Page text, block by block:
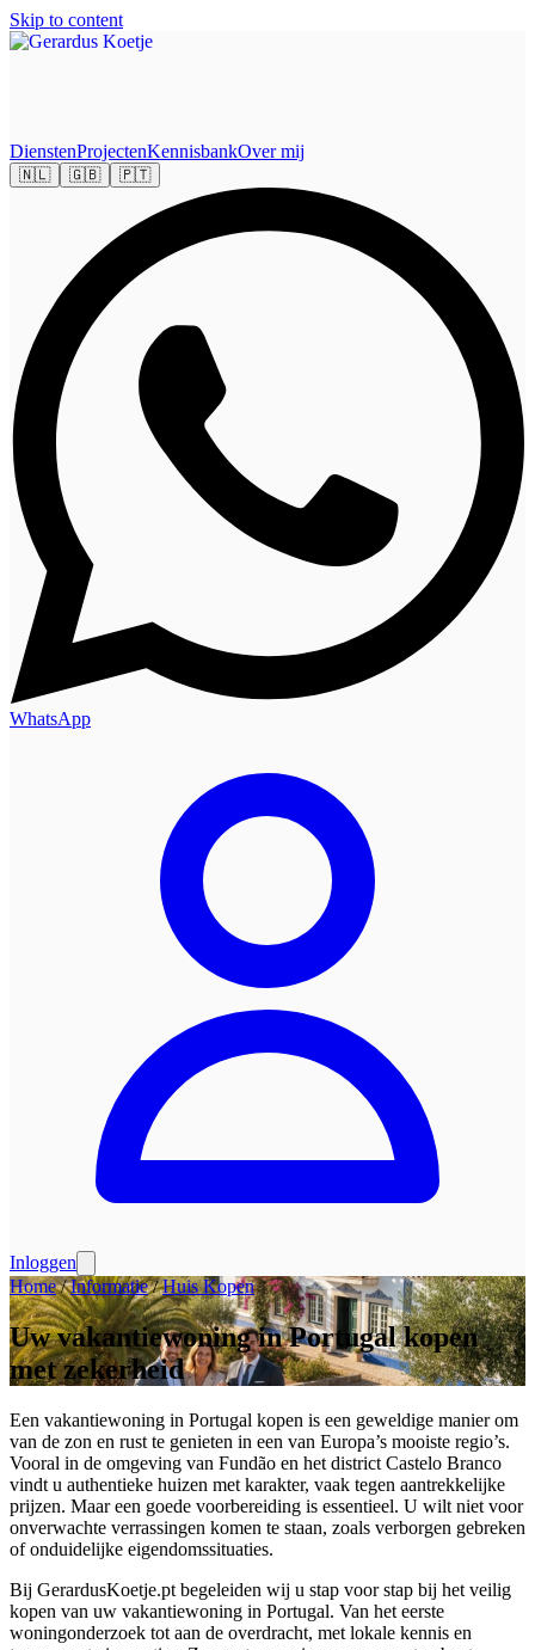
Skip to content
DienstenProjectenKennisbankOver mij
🇳🇱 🇬🇧 🇵🇹
WhatsApp
Inloggen
Home/Informatie/Huis Kopen
Uw vakantiewoning in Portugal kopen
met zekerheid
Een vakantiewoning in Portugal kopen is een geweldige manier om
van de zon en rust te genieten in een van Europa’s mooiste regio’s.
Vooral in de omgeving van Fundão en het district Castelo Branco
vindt u authentieke huizen met karakter, vaak tegen aantrekkelijke
prijzen. Maar een goede voorbereiding is essentieel. U wilt niet voor
onverwachte verrassingen komen te staan, zoals verborgen gebreken
of onduidelijke eigendomssituaties.
Bij GerardusKoetje.pt begeleiden wij u stap voor stap bij het veilig
kopen van uw vakantiewoning in Portugal. Van het eerste
woningonderzoek tot aan de overdracht, met lokale kennis en